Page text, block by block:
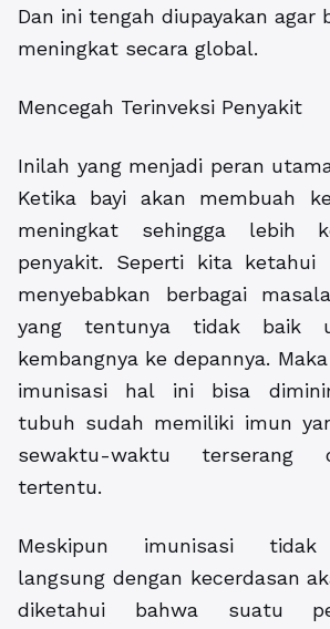
Dan ini tengah diupayakan agar
meningkat secara global.
Mencegah Terinveksi Penyakit
Inilah yang menjadi peran
Ketika bayi akan membuah
meningkat sehingga lebih
penyakit. Seperti kita ketahui
menyebabkan berbagai
yang tentunya tidak baik
kembangnya ke depannya.
imunisasi hal ini bisa
tubuh sudah memiliki imun
sewaktu-waktu terserang
tertentu.
Meskipun imunisasi tidak
langsung dengan kecerdasan
diketahui bahwa suatu